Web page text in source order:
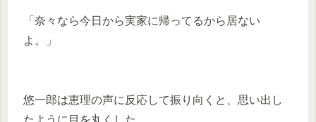
「奈々なら今日から実家に帰ってるから居ない
よ。」
悠一郎は恵理の声に反応して振り向くと、思い出し
たように目を丸くした。